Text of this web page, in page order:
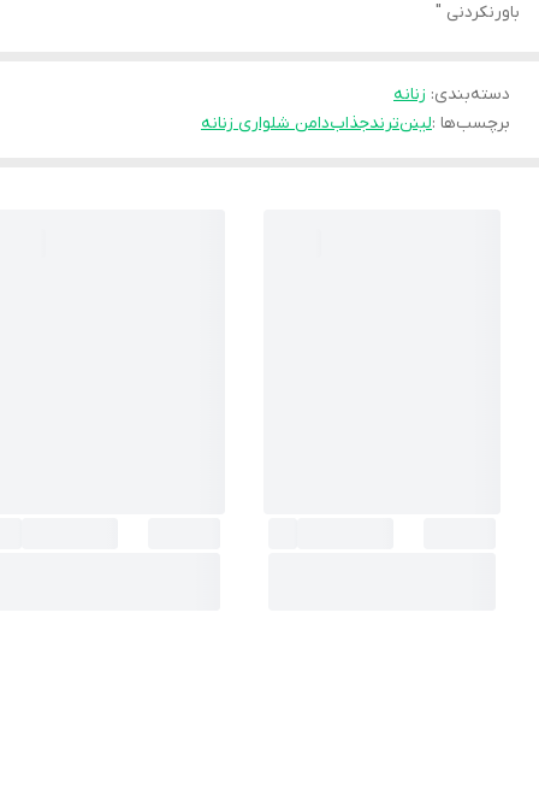
باورنکردنی "
دسته‌بندی: زنانه
برچسب‌ها :لیننترندجذابدامن شلواری زنانه